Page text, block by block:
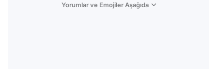
Yorumlar ve Emojiler Aşağıda